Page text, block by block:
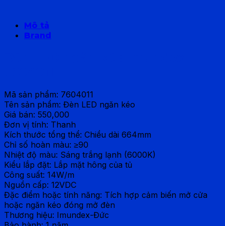
Mô tả
Brand
Mã sản phẩm: 7604011
Tên sản phẩm: Đèn LED ngăn kéo
Giá bán: 550,000
Đơn vị tính: Thanh
Kích thước tổng thể: Chiều dài 664mm
Chỉ số hoàn màu: ≥90
Nhiệt độ màu: Sáng trắng lạnh (6000K)
Kiểu lắp đặt: Lắp mặt hông của tủ
Công suất: 14W/m
Nguồn cấp: 12VDC
Đặc điểm hoặc tính năng: Tích hợp cảm biến mở cửa
hoặc ngăn kéo đóng mở đèn
Thương hiệu: Imundex-Đức